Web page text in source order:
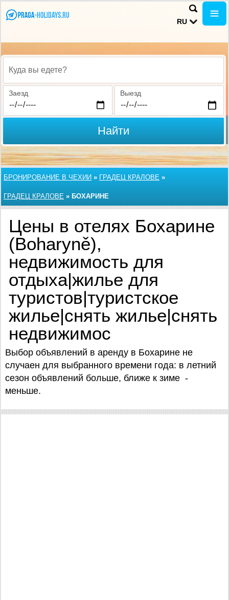
RU
Куда вы едете?
Заезд Выезд
Найти
БРОНИРОВАНИЕ В ЧЕХИИ » ГРАДЕЦ КРАЛОВЕ »
ГРАДЕЦ КРАЛОВЕ » БОХАРИНЕ
Цены в отелях Бохарине
(Boharyně),
недвижимость для
отдыха|жилье для
туристов|туристское
жилье|снять жилье|снять
недвижимос
Выбор объявлений в аренду в Бохарине не
случаен для выбранного времени года: в летний
сезон объявлений больше, ближе к зиме -
меньше.